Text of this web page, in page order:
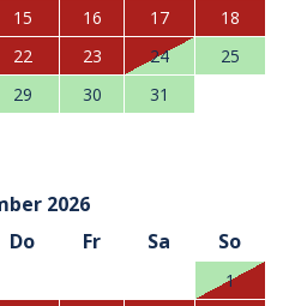
15 16 17
18
22 23 24
25
29 30 31
2026
Do Fr Sa So
1